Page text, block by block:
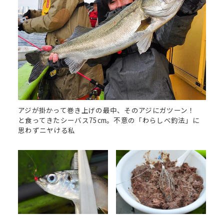
アジが掛かって巻き上げの最中、そのアジにガツーン！
と食ってきたシーバス75cm。不意の「わらしべ釣法」に
思わずニヤける私